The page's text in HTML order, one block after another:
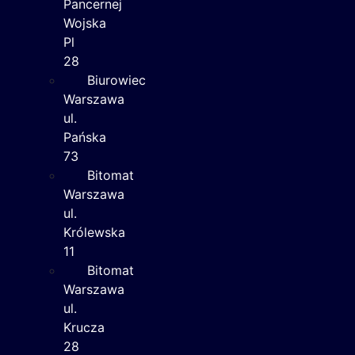
Pancernej
Wojska
Pl
28
Biurowiec
Warszawa
ul.
Pańska
73
Bitomat
Warszawa
ul.
Królewska
11
Bitomat
Warszawa
ul.
Krucza
28